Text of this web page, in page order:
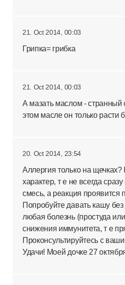
21. Oct 2014, 00:03
Грипка= грибка
21. Oct 2014, 00:03
А мазать маслом - странный
этом масле он только расти
20. Oct 2014, 23:54
Аллергия только на
характер, т е не всегда
смесь, а реакция проявится
Попробуйте давать кашу
любая болезнь (простуда
снижения иммунитета, т е
Проконсультируйтесь с
Удачи! Моей дочке 27